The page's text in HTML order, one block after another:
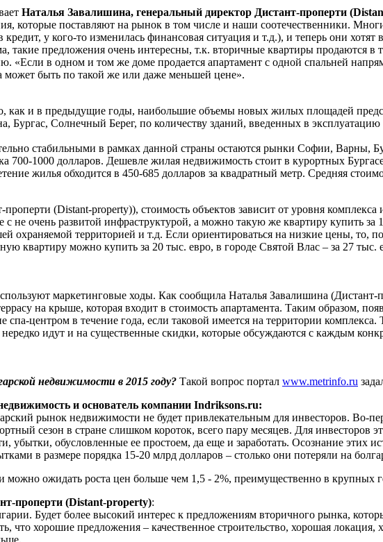
Наталья Завалишина, генеральный директор Дистант-проперти
которые поставляют на рынок в том числе и наши соотечественники.
у кого-то изменилась финансовая ситуация и т.д.), и теперь они
такие предложения очень интересны, т.к. вторичные квартиры продаются
«Если в одном и том же доме продается апартамент с одной спальней
может быть по такой же или даже меньшей цене».
как и в предыдущие годы, наибольшие объемы новых жилых площадей
Бургас, Солнечный Берег, по количеству зданий, введенных в
стабильными в рамках данной страны остаются рынки Софии, Варны,
700-1000 долларов. Дешевле жилая недвижимость стоит в курортных
жилья обходится в 450-685 долларов за квадратный метр. Средняя
(Distant-property)), стоимость объектов зависит от уровня
с не очень развитой инфраструктурой, а можно такую же квартиру купить
охраняемой территорией и т.д. Если ориентироваться на низкие цены,
квартиру можно купить за 20 тыс. евро, в городе Святой Влас – за 27
маркетинговые ходы. Как сообщила Наталья Завалишина
на крыше, которая входит в стоимость апартамента. Таким образом,
спа-центром в течение года, если таковой имеется на территории
идут и на существенные скидки, которые обсуждаются с каждым
недвижимости в 2015 году? Такой вопрос портал www.metrinfo.ru
и основатель компании Indriksons.ru:
рынок недвижимости не будет привлекательным для инвесторов. Во-
сезон в стране слишком короток, всего пару месяцев. Для инвесторов
убытки, обусловленные ее простоем, да еще и заработать. Осознание этих
в размере порядка 15-20 млрд долларов – столько они потеряли на
можно ожидать роста цен больше чем 1,5 - 2%, преимущественно в крупных
проперти (Distant-property):
Будет более высокий интерес к предложениям вторичного рынка,
что хорошие предложения – качественное строительство, хорошая